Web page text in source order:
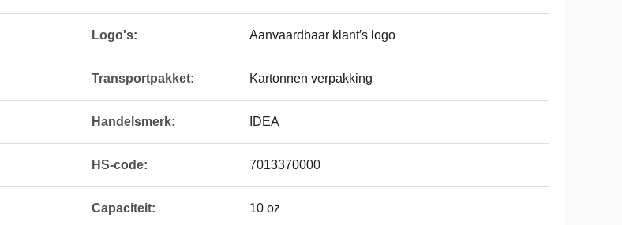
Logo's: Aanvaardbaar klant′s logo
Transportpakket: Kartonnen verpakking
Handelsmerk: IDEA
HS-code: 7013370000
Capaciteit: 10 oz